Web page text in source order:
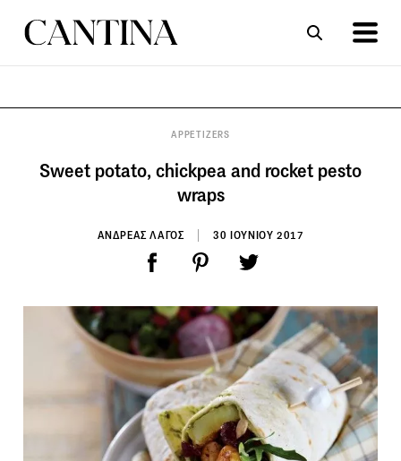
APPETIZERS
Sweet potato, chickpea and rocket pesto
wraps
ΑΝΔΡΕΑΣ ΛΑΓΟΣ 30 ΙΟΥΝΙΟΥ 2017